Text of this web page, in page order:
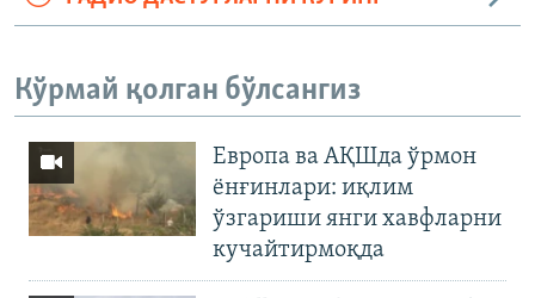
Кўрмай қолган бўлсангиз
Европа ва АҚШда ўрмон
ёнғинлари: иқлим
ўзгариши янги хавфларни
кучайтирмоқда